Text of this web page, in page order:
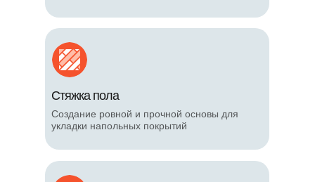
Создание ровной и прочной основы для
укладки напольных покрытий
Стяжка пола